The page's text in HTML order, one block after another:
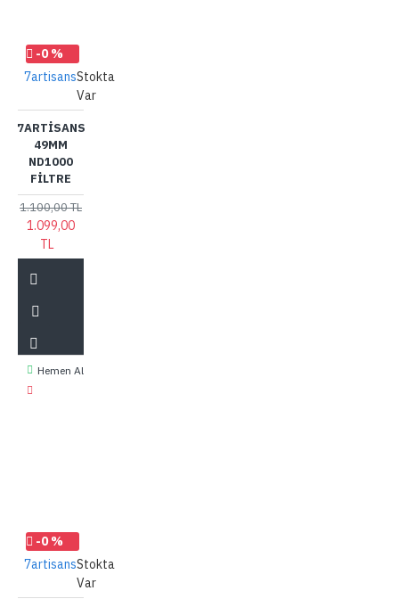
-0 %
7artisansStokta
Var
7ARTISANS
49MM
ND1000
FILTRE
1.100,00 TL
1.099,00
TL
Hemen Al
-0 %
7artisansStokta
Var